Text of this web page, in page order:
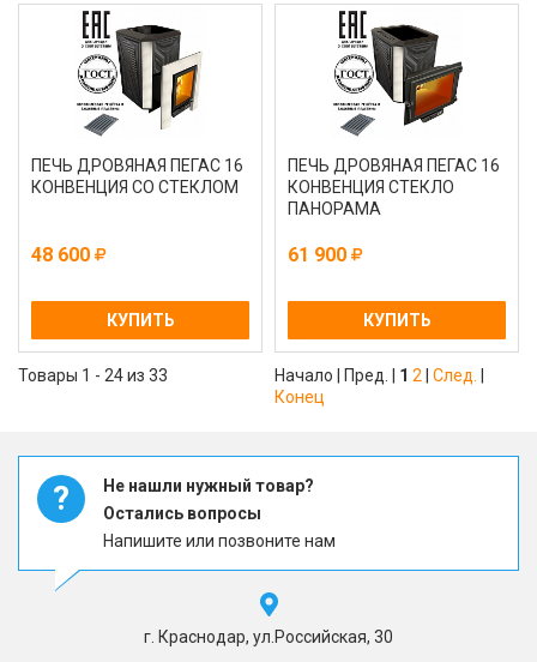
ПЕЧЬ ДРОВЯНАЯ ПЕГАС 16
КОНВЕНЦИЯ СО СТЕКЛОМ
48 600
КУПИТЬ
ПЕЧЬ ДРОВЯНАЯ ПЕГАС 16
КОНВЕНЦИЯ СТЕКЛО
ПАНОРАМА
61 900
КУПИТЬ
Товары 1 - 24 из 33 Начало | Пред. | 1 2 След.
Конец
?
Не нашли нужный товар?
Остались вопросы
Напишите или позвоните нам
г. Краснодар, ул.Российская, 30